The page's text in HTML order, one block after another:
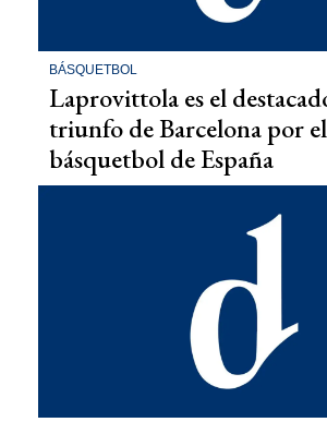
BÁSQUETBOL
Laprovittola es el
triunfo de Barcelona por el
básquetbol de España